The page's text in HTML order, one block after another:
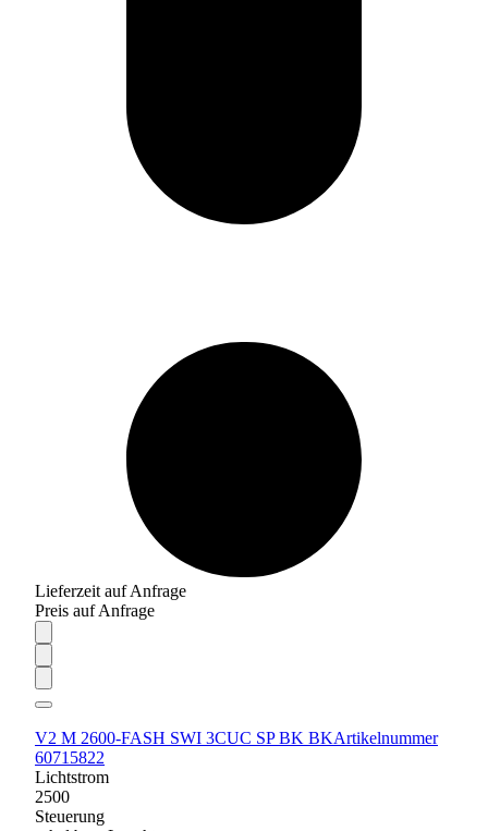
Lieferzeit auf Anfrage
Preis auf Anfrage
V2 M 2600-FASH SWI 3CUC SP BK BKArtikelnummer
60715822
Lichtstrom
2500
Steuerung